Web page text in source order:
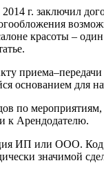
г. заключил
красоты –
приема–передачи
основанием для
по
к Арендодателю.
ИП или ООО. Код
значимой